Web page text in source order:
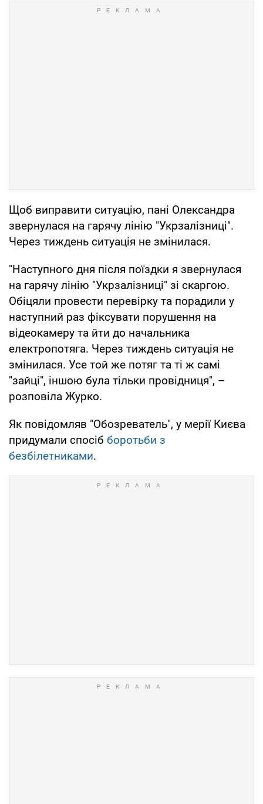
Щоб виправити ситуацію, пані Олександра
звернулася на гарячу лінію "Укрзалізниці".
Через тиждень ситуація не змінилася.
"Наступного дня після поїздки я звернулася
на гарячу лінію "Укрзалізниці" зі скаргою.
Обіцяли провести перевірку та порадили у
наступний раз фіксувати порушення на
відеокамеру та йти до начальника
електропотяга. Через тиждень ситуація не
змінилася. Усе той же потяг та ті ж самі
"зайці", іншою була тільки провідниця", –
розповіла Журко.
Як повідомляв "Обозреватель", у мерії Києва
придумали спосіб боротьби з
безбілетниками.